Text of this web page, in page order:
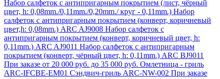
Набор салфеток с антипригарным покрытием (лист, чёрный
цвет, h: 0,08mm./0,11mm./0,20mm./ круг - 0,11mm.) Набор
салфеток с антипригарным покрытием (конверт, коричневый
цвет,h: 0,08mm.) ARC AJ9008 Набор салфеток с
антипригарным покрытием (конверт, коричневый цвет, h:
0,11mm.) ARC AJ9011 Набор салфеток с антипригарным
покрытием (конверт, чёрный цвет, h: 0,11mm.) ARC ВJ9011
При заказе от 20 000 руб. до 35 000 руб. Омлетница - гриль
ARC-IFCBE-EM01 Сэндвич-гриль ARC-NW-002 При заказе